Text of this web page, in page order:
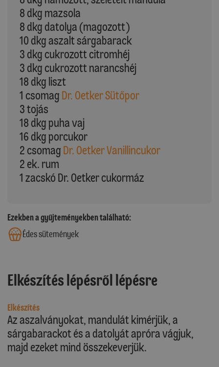
8 dkg mazsola
8 dkg datolya (magozott)
10 dkg aszalt sárgabarack
3 dkg cukrozott citromhéj
3 dkg cukrozott narancshéj
18 dkg liszt
1 csomag Dr. Oetker Sütőpor
3 tojás
18 dkg puha vaj
16 dkg porcukor
2 csomag Dr. Oetker Vanillincukor
2 ek. rum
1 zacskó Dr. Oetker cukormáz
Ezekben a gyűjteményekben található:
Édes sütemények
Elkészítés lépésről lépésre
Elkészítés
Az aszalványokat, mandulát kimérjük, a
sárgabarackot és a datolyát apróra vágjuk,
majd ezeket mind összekeverjük.